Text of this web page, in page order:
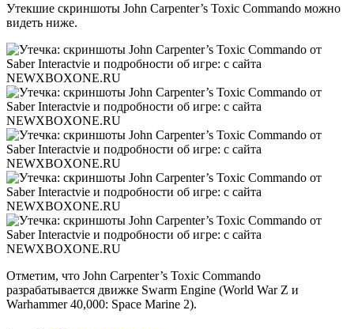
Утекшие скриншоты John Carpenter’s Toxic Commando можно
видеть ниже.
Отметим, что John Carpenter’s Toxic Commando
разрабатывается движке Swarm Engine (World War Z и
Warhammer 40,000: Space Marine 2).